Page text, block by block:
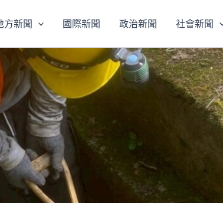
方新聞 國際新聞 政治新聞 社會新聞